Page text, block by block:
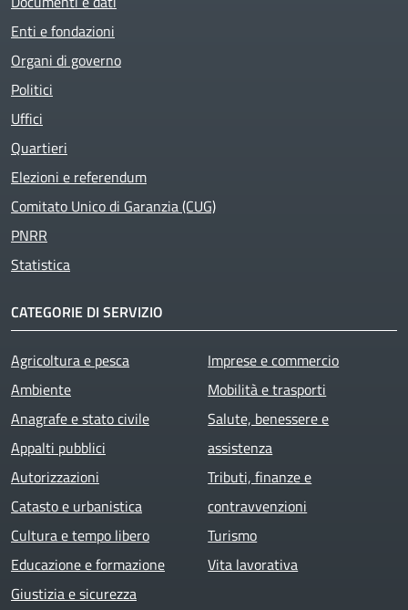
Enti e fondazioni
Organi di governo
Politici
Uffici
Quartieri
Elezioni e referendum
Comitato Unico di Garanzia (CUG)
PNRR
Statistica
CATEGORIE DI SERVIZIO
Agricoltura e pesca
Ambiente
Anagrafe e stato civile
Appalti pubblici
Autorizzazioni
Catasto e urbanistica
Cultura e tempo libero
Educazione e formazione
Giustizia e sicurezza
Imprese e commercio
Mobilità e trasporti
Salute, benessere e
assistenza
Tributi, finanze e
contravvenzioni
Turismo
Vita lavorativa